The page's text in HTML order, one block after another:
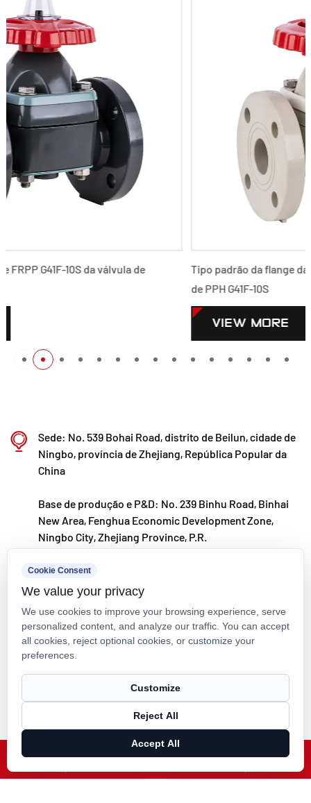
de
Tipo padrão da flange da válvula de diafragma DN15-
Sede: No. 539 Bohai Road, distrito de Beilun, cidade de
Ningbo, província de Zhejiang, República Popular da
China
Base de produção e P&D: No. 239 Binhu Road, Binhai
New Area, Fenghua Economic Development Zone,
Ningbo City, Zhejiang Province, P.R.
kxpv@kxpv.com
+86-18067123177
Direitos autorais © Kaixin Pipeline Technologies Co., Ltd. Todos os
direitos reservados.
Smart Cloud
Cookie Consent
We value your privacy
We use cookies to improve your browsing experience, serve
personalized content, and analyze our traffic. You can accept
all cookies, reject optional cookies, or customize your
preferences.
Customize
Reject All
Accept All